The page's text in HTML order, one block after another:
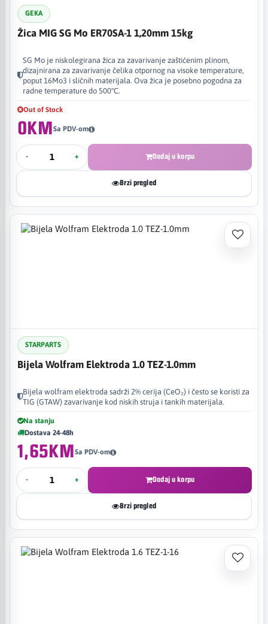
GEKA
Žica MIG SG Mo ER70SA-1 1,20mm 15kg
SG Mo je niskolegirana žica za zavarivanje zaštićenim plinom,
dizajnirana za zavarivanje čelika otpornog na visoke temperature,
poput 16Mo3 i sličnih materijala. Ova žica je posebno pogodna za
radne temperature do 500°C.
Out of Stock
0KMSa PDV-om
- + Dodaj u korpu
Brzi pregled
STARPARTS
Bijela Wolfram Elektroda 1.0 TEZ-1.0mm
Bijela wolfram elektroda sadrži 2% cerija (CeO₂) i često se koristi za
TIG (GTAW) zavarivanje kod niskih struja i tankih materijala.
Na stanju
Dostava 24-48h
1,65KMSa PDV-om
- + Dodaj u korpu
Brzi pregled